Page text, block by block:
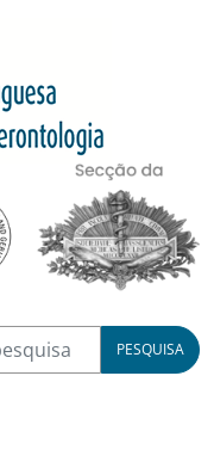
PESQUISA